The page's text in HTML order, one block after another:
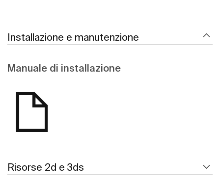
Installazione e manutenzione
Manuale di installazione
Risorse 2d e 3ds